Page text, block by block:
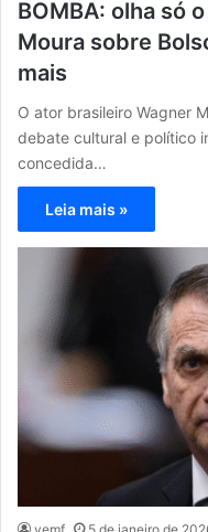
BOMBA: olha só
Moura sobre
mais
O ator brasileiro Wagner
debate cultural e político
concedida…
Leia mais »